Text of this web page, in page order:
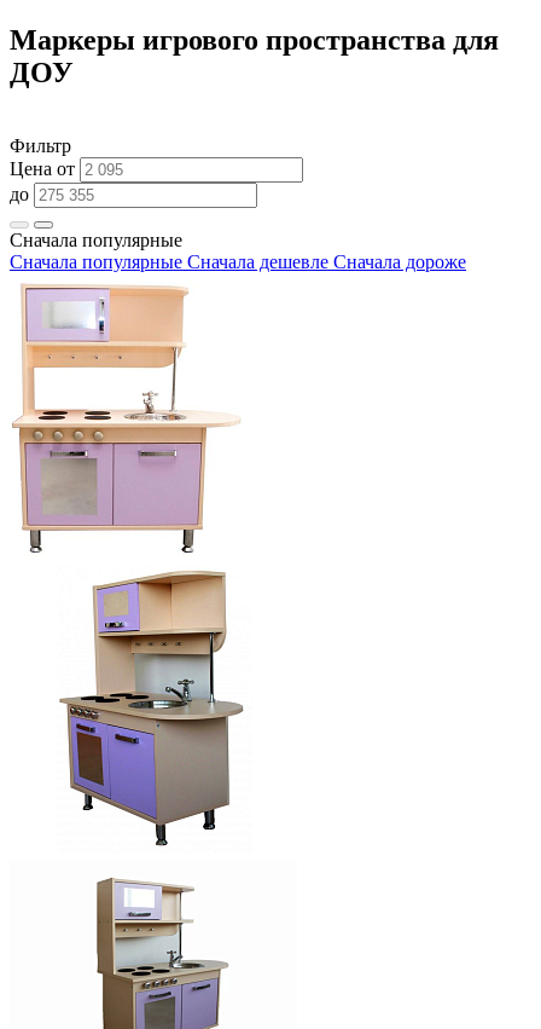
Маркеры игрового пространства для
ДОУ
Фильтр
Цена от
до
Сначала популярные
Сначала популярные Сначала дешевле Сначала дороже